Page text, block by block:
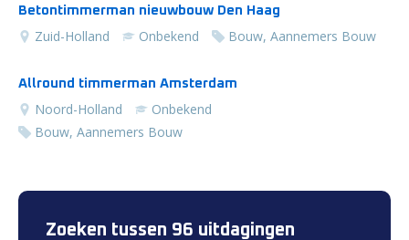
Betontimmerman nieuwbouw Den Haag
Zuid-Holland Onbekend Bouw, Aannemers Bouw
Allround timmerman Amsterdam
Noord-Holland
Onbekend
Bouw, Aannemers Bouw
Zoeken tussen 96 uitdagingen